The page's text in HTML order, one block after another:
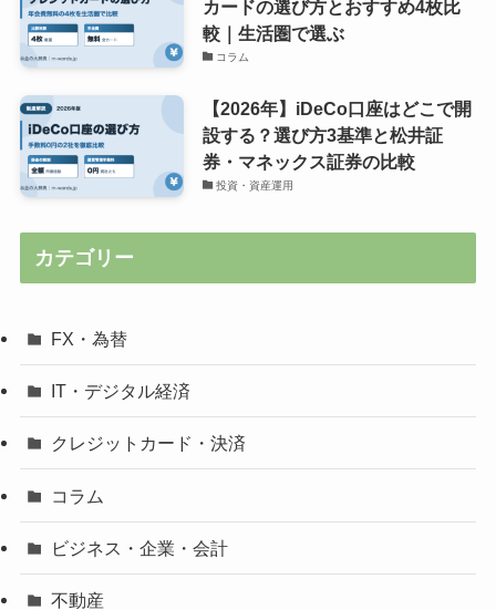
カードの選び方とおすすめ4枚比
較｜生活圏で選ぶ
コラム
【2026年】iDeCo口座はどこで開
設する？選び方3基準と松井証
券・マネックス証券の比較
投資・資産運用
カテゴリー
FX・為替
IT・デジタル経済
クレジットカード・決済
コラム
ビジネス・企業・会計
不動産